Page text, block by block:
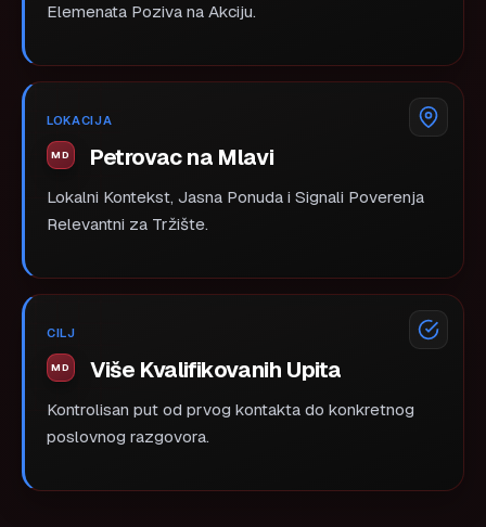
Elemenata Poziva na Akciju.
LOKACIJA
Petrovac na Mlavi
Lokalni Kontekst, Jasna Ponuda i Signali Poverenja
Relevantni za Tržište.
CILJ
Više Kvalifikovanih Upita
Kontrolisan put od prvog kontakta do konkretnog
poslovnog razgovora.